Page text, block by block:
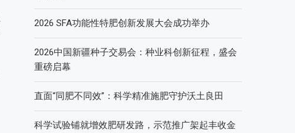
2026 SFA功能性特肥创新发展大会成功举办
2026中国新疆种子交易会：种业科创新征程，盛会
重磅启幕
直面“同肥不同效”：科学精准施肥守护沃土良田
科学试验铺就增效肥研发路，示范推广架起丰收金